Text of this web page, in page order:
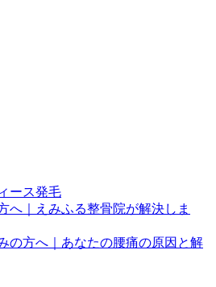
ース発毛
へ｜えみふる整骨院が解決しま
の方へ｜あなたの腰痛の原因と解